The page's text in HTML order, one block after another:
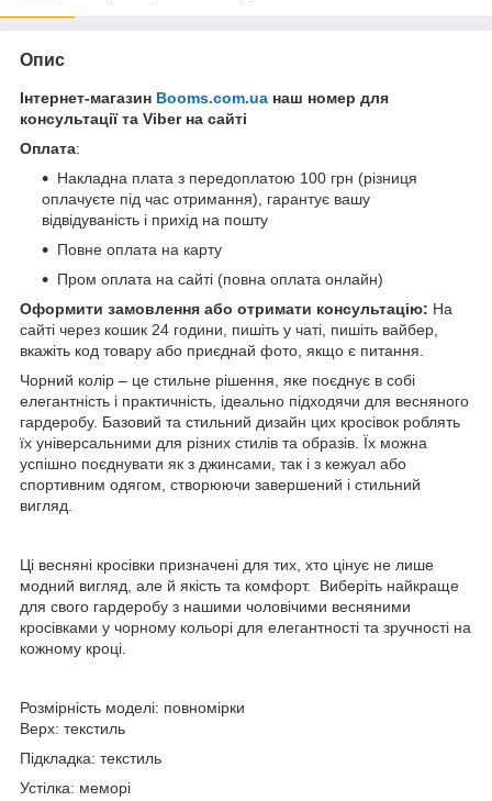
Опис
Інтернет-магазин Booms.com.ua наш номер для
консультації та Viber на сайті
Оплата:
Накладна плата з передоплатою 100 грн (різниця
оплачуєте під час отримання), гарантує вашу
відвідуваність і прихід на пошту
Повне оплата на карту
Пром оплата на сайті (повна оплата онлайн)
Оформити замовлення або отримати консультацію: На
сайті через кошик 24 години, пишіть у чаті, пишіть вайбер,
вкажіть код товару або приєднай фото, якщо є питання.
Чорний колір – це стильне рішення, яке поєднує в собі
елегантність і практичність, ідеально підходячи для весняного
гардеробу. Базовий та стильний дизайн цих кросівок роблять
їх універсальними для різних стилів та образів. Їх можна
успішно поєднувати як з джинсами, так і з кежуал або
спортивним одягом, створюючи завершений і стильний
вигляд.
Ці весняні кросівки призначені для тих, хто цінує не лише
модний вигляд, але й якість та комфорт. Виберіть найкраще
для свого гардеробу з нашими чоловічими весняними
кросівками у чорному кольорі для елегантності та зручності на
кожному кроці.
Розмірність моделі: повномірки
Верх: текстиль
Підкладка: текстиль
Устілка: меморі